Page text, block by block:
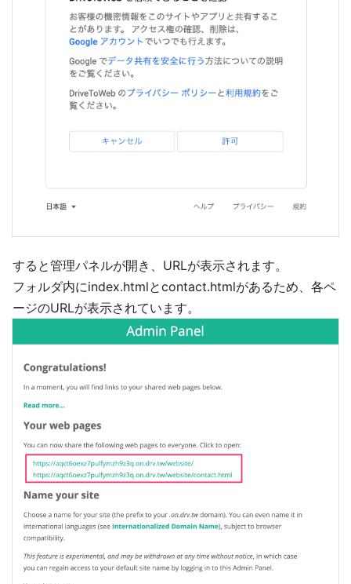
すると管理パネルが開き、URLが表示されます。
フォルダ内にindex.htmlとcontact.htmlがあるため、各ペ
ージのURLが表示されています。